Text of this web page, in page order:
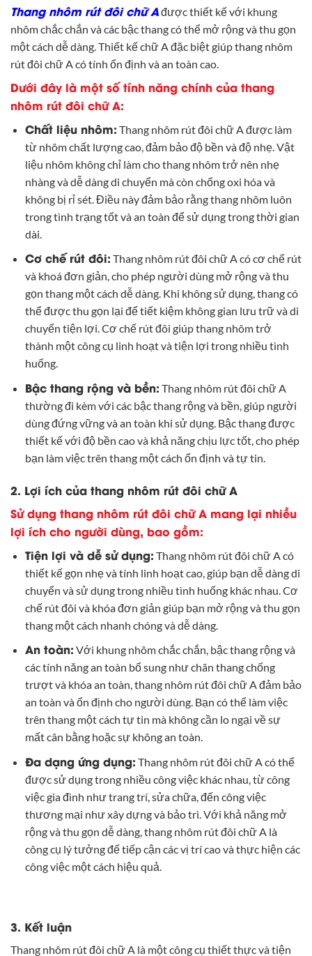
Thang nhôm rút đôi chữ Ađược thiết kế với khung
nhôm chắc chắn và các bậc thang có thể mở rộng và thu gọn
một cách dễ dàng. Thiết kế chữ A đặc biệt giúp thang nhôm
rút đôi chữ A có tính ổn định và an toàn cao.
Dưới đây là một số tính năng chính của thang
nhôm rút đôi chữ A:
Chất liệu nhôm: Thang nhôm rút đôi chữ A được làm
từ nhôm chất lượng cao, đảm bảo độ bền và độ nhẹ. Vật
liệu nhôm không chỉ làm cho thang nhôm trở nên nhẹ
nhàng và dễ dàng di chuyển mà còn chống oxi hóa và
không bị rỉ sét. Điều này đảm bảo rằng thang nhôm luôn
trong tình trạng tốt và an toàn để sử dụng trong thời gian
dài.
Cơ chế rút đôi: Thang nhôm rút đôi chữ A có cơ chế rút
và khoá đơn giản, cho phép người dùng mở rộng và thu
gọn thang một cách dễ dàng. Khi không sử dụng, thang có
thể được thu gọn lại để tiết kiệm không gian lưu trữ và di
chuyển tiện lợi. Cơ chế rút đôi giúp thang nhôm trở
thành một công cụ linh hoạt và tiện lợi trong nhiều tình
huống.
Bậc thang rộng và bền: Thang nhôm rút đôi chữ A
thường đi kèm với các bậc thang rộng và bền, giúp người
dùng đứng vững và an toàn khi sử dụng. Bậc thang được
thiết kế với độ bền cao và khả năng chịu lực tốt, cho phép
bạn làm việc trên thang một cách ổn định và tự tin.
2. Lợi ích của thang nhôm rút đôi chữ A
Sử dụng thang nhôm rút đôi chữ A mang lại nhiều
lợi ích cho người dùng, bao gồm:
Tiện lợi và dễ sử dụng: Thang nhôm rút đôi chữ A có
thiết kế gọn nhẹ và tính linh hoạt cao, giúp bạn dễ dàng di
chuyển và sử dụng trong nhiều tình huống khác nhau. Cơ
chế rút đôi và khóa đơn giản giúp bạn mở rộng và thu gọn
thang một cách nhanh chóng và dễ dàng.
An toàn: Với khung nhôm chắc chắn, bậc thang rộng và
các tính năng an toàn bổ sung như chân thang chống
trượt và khóa an toàn, thang nhôm rút đôi chữ A đảm bảo
an toàn và ổn định cho người dùng. Bạn có thể làm việc
trên thang một cách tự tin mà không cần lo ngại về sự
mất cân bằng hoặc sự không an toàn.
Đa dạng ứng dụng: Thang nhôm rút đôi chữ A có thể
được sử dụng trong nhiều công việc khác nhau, từ công
việc gia đình như trang trí, sửa chữa, đến công việc
thương mại như xây dựng và bảo trì. Với khả năng mở
rộng và thu gọn dễ dàng, thang nhôm rút đôi chữ A là
công cụ lý tưởng để tiếp cận các vị trí cao và thực hiện các
công việc một cách hiệu quả.
3. Kết luận
Thang nhôm rút đôi chữ A là một công cụ thiết thực và tiện